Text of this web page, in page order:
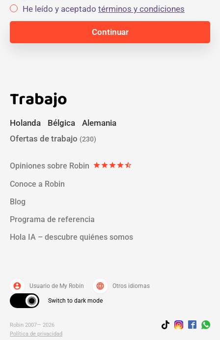
He leído y aceptado términos y condiciones
Trabajo
Holanda Bélgica
Alemania
Ofertas de trabajo (230)
Opiniones sobre Robin starstarstarstarstar_half
Conoce a Robin
Blog
Programa de referencia
Hola IA – descubre quiénes somos
account_circle Usuario de My Robin language Otros idiomas
Switch to dark mode
Robin 2007— 2026
Política de privacidad